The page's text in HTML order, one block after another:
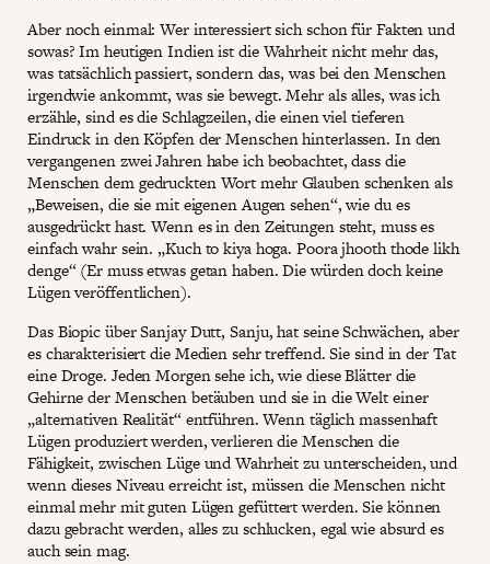
Aber noch einmal: Wer interessiert sich schon für Fakten und
sowas? Im heutigen Indien ist die Wahrheit nicht mehr das,
was tatsächlich passiert, sondern das, was bei den Menschen
irgendwie ankommt, was sie bewegt. Mehr als alles, was ich
erzähle, sind es die Schlagzeilen, die einen viel tieferen
Eindruck in den Köpfen der Menschen hinterlassen. In den
vergangenen zwei Jahren habe ich beobachtet, dass die
Menschen dem gedruckten Wort mehr Glauben schenken als
„Beweisen, die sie mit eigenen Augen sehen“, wie du es
ausgedrückt hast. Wenn es in den Zeitungen steht, muss es
einfach wahr sein. „Kuch to kiya hoga. Poora jhooth thode likh
denge“ (Er muss etwas getan haben. Die würden doch keine
Lügen veröffentlichen).
Das Biopic über Sanjay Dutt, Sanju, hat seine Schwächen, aber
es charakterisiert die Medien sehr treffend. Sie sind in der Tat
eine Droge. Jeden Morgen sehe ich, wie diese Blätter die
Gehirne der Menschen betäuben und sie in die Welt einer
„alternativen Realität“ entführen. Wenn täglich massenhaft
Lügen produziert werden, verlieren die Menschen die
Fähigkeit, zwischen Lüge und Wahrheit zu unterscheiden, und
wenn dieses Niveau erreicht ist, müssen die Menschen nicht
einmal mehr mit guten Lügen gefüttert werden. Sie können
dazu gebracht werden, alles zu schlucken, egal wie absurd es
auch sein mag.